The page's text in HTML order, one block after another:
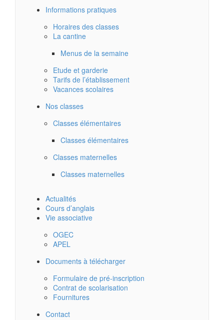
Informations pratiques
Horaires des classes
La cantine
Menus de la semaine
Etude et garderie
Tarifs de l’établissement
Vacances scolaires
Nos classes
Classes élémentaires
Classes élémentaires
Classes maternelles
Classes maternelles
Actualités
Cours d’anglais
Vie associative
OGEC
APEL
Documents à télécharger
Formulaire de pré-inscription
Contrat de scolarisation
Fournitures
Contact